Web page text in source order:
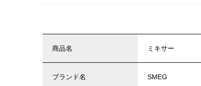
商品名 ミキサー
ブランド名 SMEG